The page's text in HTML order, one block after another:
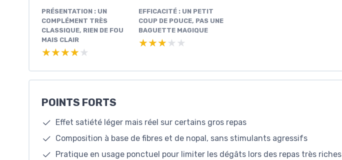
PRÉSENTATION : UN
COMPLÉMENT TRÈS
CLASSIQUE, RIEN DE FOU
MAIS CLAIR
★★★★★
★★★★★
EFFICACITÉ : UN PETIT
COUP DE POUCE, PAS UNE
BAGUETTE MAGIQUE
★★★★★
★★★★★
POINTS FORTS
Effet satiété léger mais réel sur certains gros repas
Composition à base de fibres et de nopal, sans stimulants agressifs
Pratique en usage ponctuel pour limiter les dégâts lors des repas très riches